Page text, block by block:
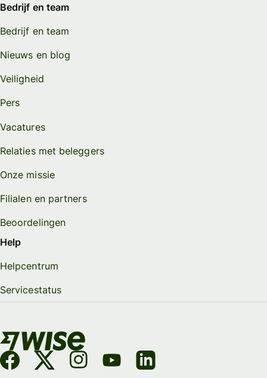
Bedrijf en team
Bedrijf en team
Nieuws en blog
Veiligheid
Pers
Vacatures
Relaties met beleggers
Onze missie
Filialen en partners
Beoordelingen
Help
Helpcentrum
Servicestatus